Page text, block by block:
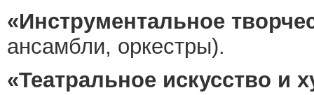
«Инструментальное
ансамбли, оркестры).
«Театральное искусство и